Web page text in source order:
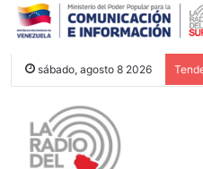
sábado, agosto 8 2026